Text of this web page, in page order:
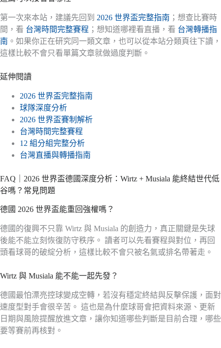
第一次來本站，建議先回到 2026 世界盃完整指南 ；想查比賽時
間，看 台灣時間完整賽程 ；想知道哪裡看直播，看 台灣轉播指
南 。如果你正在研究同一類文章，也可以從本站分類頁往下讀，
這樣比較不會只看單篇文章就做過度判斷。
延伸閱讀
2026 世界盃完整指南
球隊深度分析
2026 世界盃賽制解析
台灣時間完整賽程
12 組分組完整分析
台灣直播與轉播指南
FAQ｜2026 世界盃德國深度分析：Wirtz + Musiala 能終結世代低
谷嗎？常見問題
德國 2026 世界盃能重回強權嗎？
德國的復興不只靠 Wirtz 與 Musiala 的創造力，真正關鍵是失球
後能不能立刻恢復防守秩序。 讀者可以先看賽程與對位，再回
頭看球哥的破綻分析，這樣比較不會只被名氣或排名帶著走。
Wirtz 與 Musiala 能不能一起先發？
德國最怕漂亮控球變成空轉，若沒有穩定終結與反擊保護，面對
速度型對手會很辛苦。 這也是為什麼球哥會把資料來源、更新
日期與風險提醒放進文章，讓你知道哪些判斷是目前合理，哪些
要等賽前再核對。